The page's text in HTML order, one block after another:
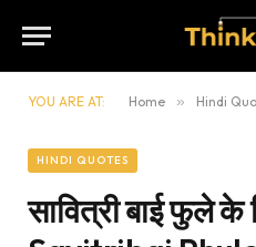
YOU ARE AT: Home » Hindi
HINDI QUOTES
सावित्री बाई फुले के